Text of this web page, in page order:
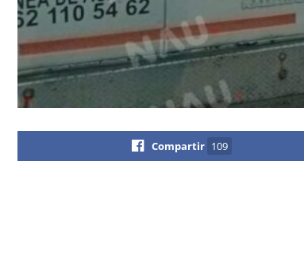
Compartir 109